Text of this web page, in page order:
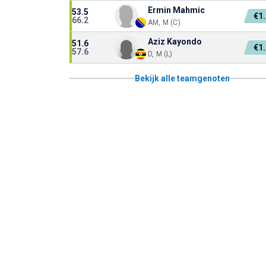
53.5
66.2
Ermin Mahmic
AM, M (C)
51.6
57.6
Aziz Kayondo
D, M (L)
Bekijk alle teamgenoten